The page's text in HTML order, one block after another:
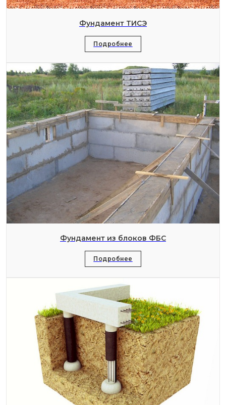
Фундамент ТИСЭ
Подробнее
Фундамент из блоков ФБС
Подробнее